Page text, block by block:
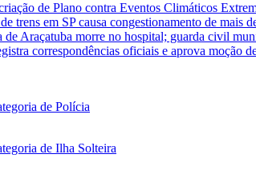
de Plano contra Eventos Climáticos
trens em SP causa congestionamento de mais
de Araçatuba morre no hospital; guarda civil
correspondências oficiais e aprova moção